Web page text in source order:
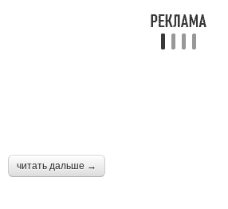
читать дальше →